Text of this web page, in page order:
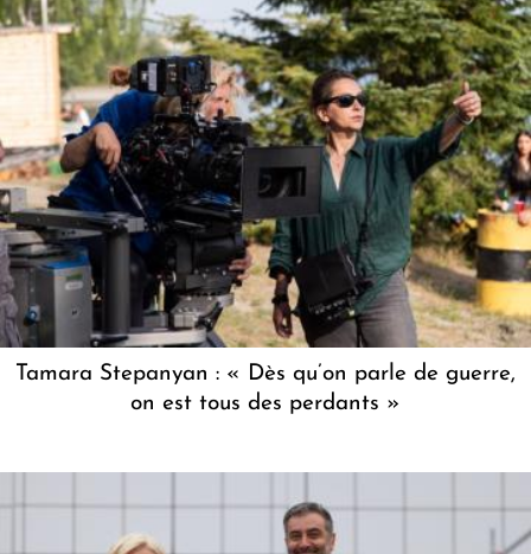
Tamara Stepanyan : « Dès qu’on parle de guerre,
on est tous des perdants »